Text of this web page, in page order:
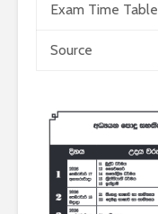
Exam Time Table
Source